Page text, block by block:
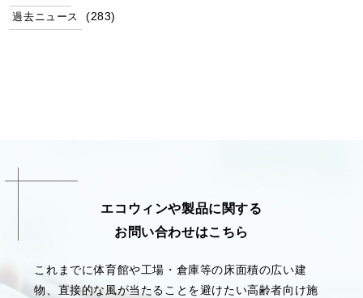
過去ニュース (283)
エコウィンや製品に関する
お問い合わせはこちら
これまでに体育館や工場・倉庫等の床面積の広い建
物、直接的な風が当たることを避けたい高齢者向け施